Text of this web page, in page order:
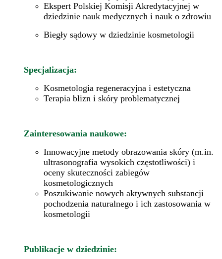
Ekspert Polskiej Komisji Akredytacyjnej w
dziedzinie nauk medycznych i nauk o zdrowiu
Biegły sądowy w dziedzinie kosmetologii
Specjalizacja:
Kosmetologia regeneracyjna i estetyczna
Terapia blizn i skóry problematycznej
Zainteresowania naukowe:
Innowacyjne metody obrazowania skóry (m.in.
ultrasonografia wysokich częstotliwości) i
oceny skuteczności zabiegów
kosmetologicznych
Poszukiwanie nowych aktywnych substancji
pochodzenia naturalnego i ich zastosowania w
kosmetologii
Publikacje w dziedzinie: